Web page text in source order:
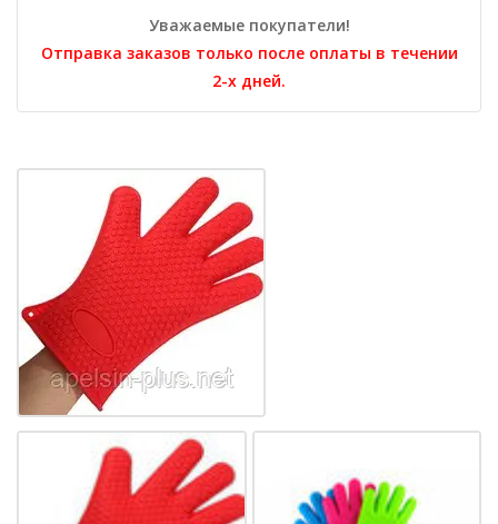
Уважаемые покупатели!
Отправка заказов только после оплаты в течении
2-х дней.